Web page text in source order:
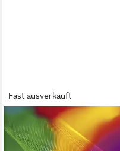
Fast ausverkauft
BRUNNEN
Schulheft BRUNNEN
Schulheft A5 Lineatur 9 32